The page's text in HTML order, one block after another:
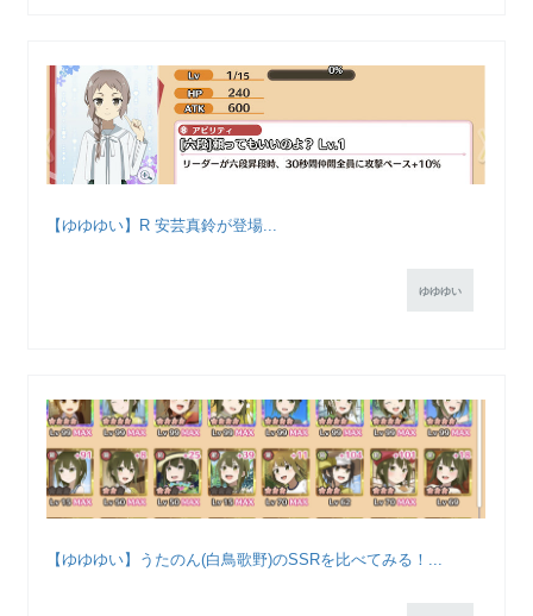
【ゆゆゆい】R 安芸真鈴が登場...
ゆゆゆい
【ゆゆゆい】うたのん(白鳥歌野)のSSRを比べてみる！...